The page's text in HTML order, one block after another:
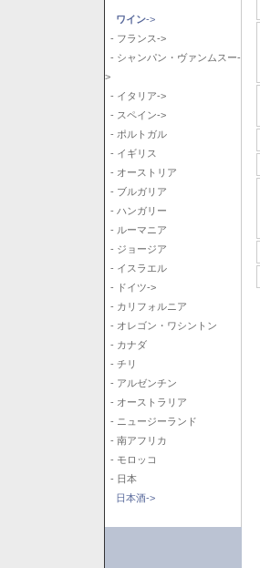
ワイン->
- フランス->
- シャンパン・ヴァンムスー-
>
- イタリア->
- スペイン->
- ポルトガル
- イギリス
- オーストリア
- ブルガリア
- ハンガリー
- ルーマニア
- ジョージア
- イスラエル
- ドイツ->
- カリフォルニア
- オレゴン・ワシントン
- カナダ
- チリ
- アルゼンチン
- オーストラリア
- ニュージーランド
- 南アフリカ
- モロッコ
- 日本
日本酒->